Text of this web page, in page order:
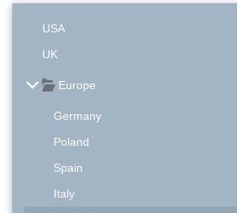
USA
UK
Europe
Germany
Poland
Spain
Italy